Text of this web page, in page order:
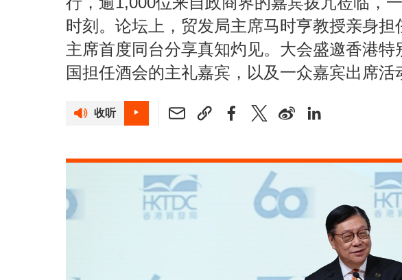
时刻。论坛上，贸发局主席马时亨教授亲身
主席首度同台分享真知灼见。大会盛邀香港
国担任酒会的主礼嘉宾，以及一众嘉宾出席活
收听